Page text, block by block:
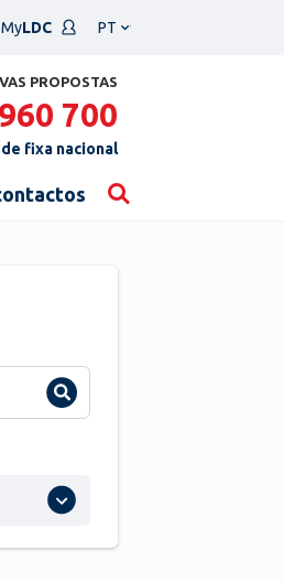
MyLDC
um
PROPOSTAS
700
fixa nacional